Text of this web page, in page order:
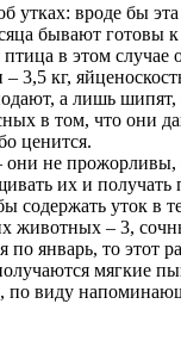
утках: вроде бы
бывают
в этом случае
кг,
а лишь
в том, что
ценится.
не
их и
уток в
животных – 3,
январь, то этот
мягкие
по виду